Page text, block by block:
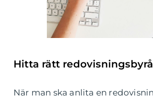
Hitta rätt redovisningsbyrå
När man ska anlita en